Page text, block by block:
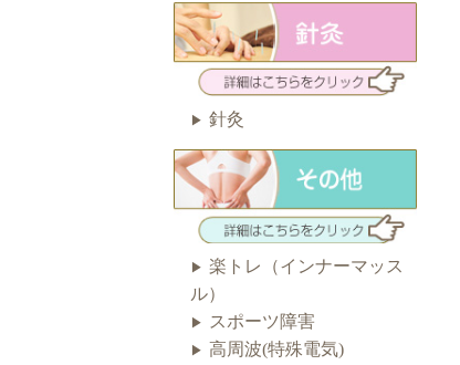
針灸
楽トレ（インナーマッス
ル）
スポーツ障害
高周波(特殊電気)